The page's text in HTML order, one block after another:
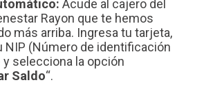
Acude al cajero del
Rayon que te hemos
más arriba. Ingresa tu tarjeta,
NIP (Número de identificación
y selecciona la opción
Saldo“.